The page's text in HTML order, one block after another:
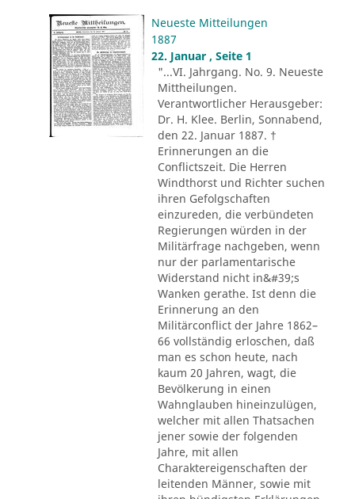
Neueste Mitteilungen
1887
22. Januar , Seite 1
"...VI. Jahrgang. No. 9. Neueste
Mittheilungen.
Verantwortlicher Herausgeber:
Dr. H. Klee. Berlin, Sonnabend,
den 22. Januar 1887. †
Erinnerungen an die
Conflictszeit. Die Herren
Windthorst und Richter suchen
ihren Gefolgschaften
einzureden, die verbündeten
Regierungen würden in der
Militärfrage nachgeben, wenn
nur der parlamentarische
Widerstand nicht in&#39;s
Wanken gerathe. Ist denn die
Erinnerung an den
Militärconflict der Jahre 1862–
66 vollständig erloschen, daß
man es schon heute, nach
kaum 20 Jahren, wagt, die
Bevölkerung in einen
Wahnglauben hineinzulügen,
welcher mit allen Thatsachen
jener sowie der folgenden
Jahre, mit allen
Charaktereigenschaften der
leitenden Männer, sowie mit